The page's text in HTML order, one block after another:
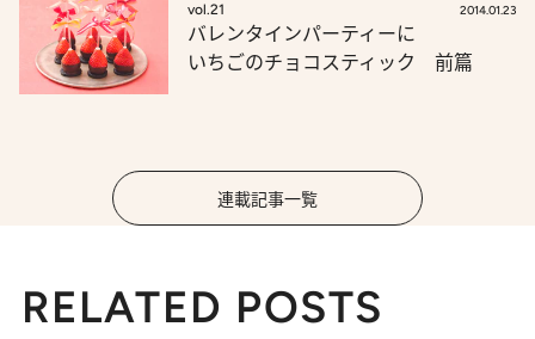
vol.21 2014.01.23
バレンタインパーティーに
いちごのチョコスティック 前篇
連載記事一覧
RELATED POSTS